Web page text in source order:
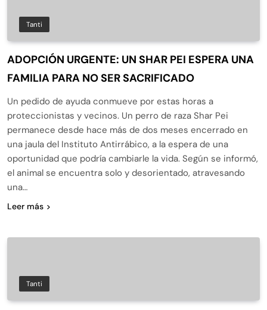
Tanti
ADOPCIÓN URGENTE: UN SHAR PEI ESPERA UNA
FAMILIA PARA NO SER SACRIFICADO
Un pedido de ayuda conmueve por estas horas a
proteccionistas y vecinos. Un perro de raza Shar Pei
permanece desde hace más de dos meses encerrado en
una jaula del Instituto Antirrábico, a la espera de una
oportunidad que podría cambiarle la vida. Según se informó,
el animal se encuentra solo y desorientado, atravesando
una…
Leer más
Tanti